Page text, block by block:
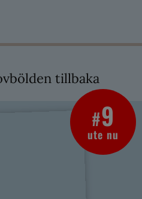
tillbaka
#9
ute nu